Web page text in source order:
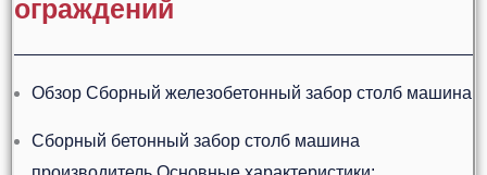
ограждений
Обзор Сборный железобетонный забор столб машина
Сборный бетонный забор столб машина